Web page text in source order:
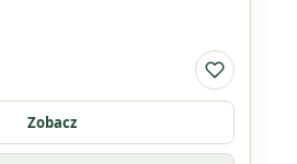
Do listy
Zobacz